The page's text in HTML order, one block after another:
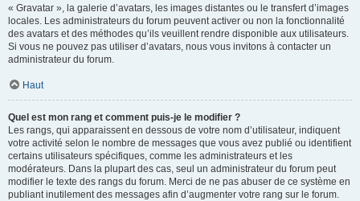
« Gravatar », la galerie d’avatars, les images distantes ou le transfert d’images
locales. Les administrateurs du forum peuvent activer ou non la fonctionnalité
des avatars et des méthodes qu’ils veuillent rendre disponible aux utilisateurs.
Si vous ne pouvez pas utiliser d’avatars, nous vous invitons à contacter un
administrateur du forum.
Haut
Quel est mon rang et comment puis-je le modifier ?
Les rangs, qui apparaissent en dessous de votre nom d’utilisateur, indiquent
votre activité selon le nombre de messages que vous avez publié ou identifient
certains utilisateurs spécifiques, comme les administrateurs et les
modérateurs. Dans la plupart des cas, seul un administrateur du forum peut
modifier le texte des rangs du forum. Merci de ne pas abuser de ce système en
publiant inutilement des messages afin d’augmenter votre rang sur le forum.